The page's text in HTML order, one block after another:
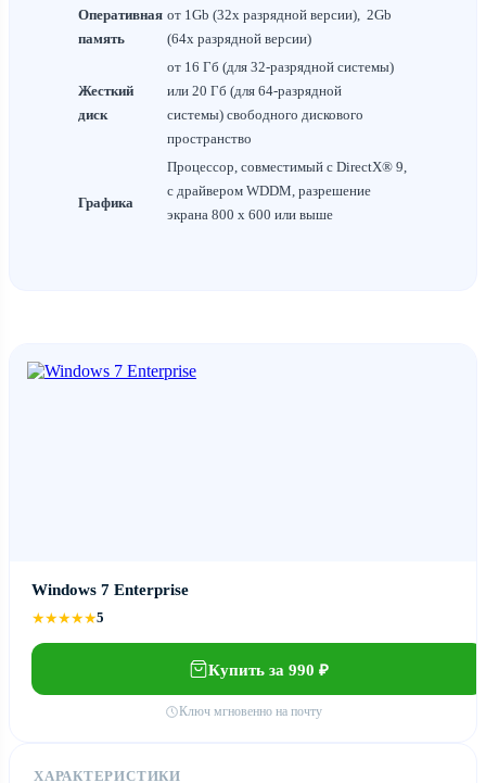
Оперативная
память
от 1Gb (32x разрядной версии), 2Gb
(64x разрядной версии)
Жесткий
диск
от 16 Гб (для 32-разрядной системы)
или 20 Гб (для 64-разрядной
системы) cвободного дискового
пространство
Графика
Процессор, совместимый с DirectX® 9,
с драйвером WDDM, разрешение
экрана 800 х 600 или выше
Windows 7 Enterprise
★★★★★5
Купить за 990 ₽
Ключ мгновенно на почту
ХАРАКТЕРИСТИКИ